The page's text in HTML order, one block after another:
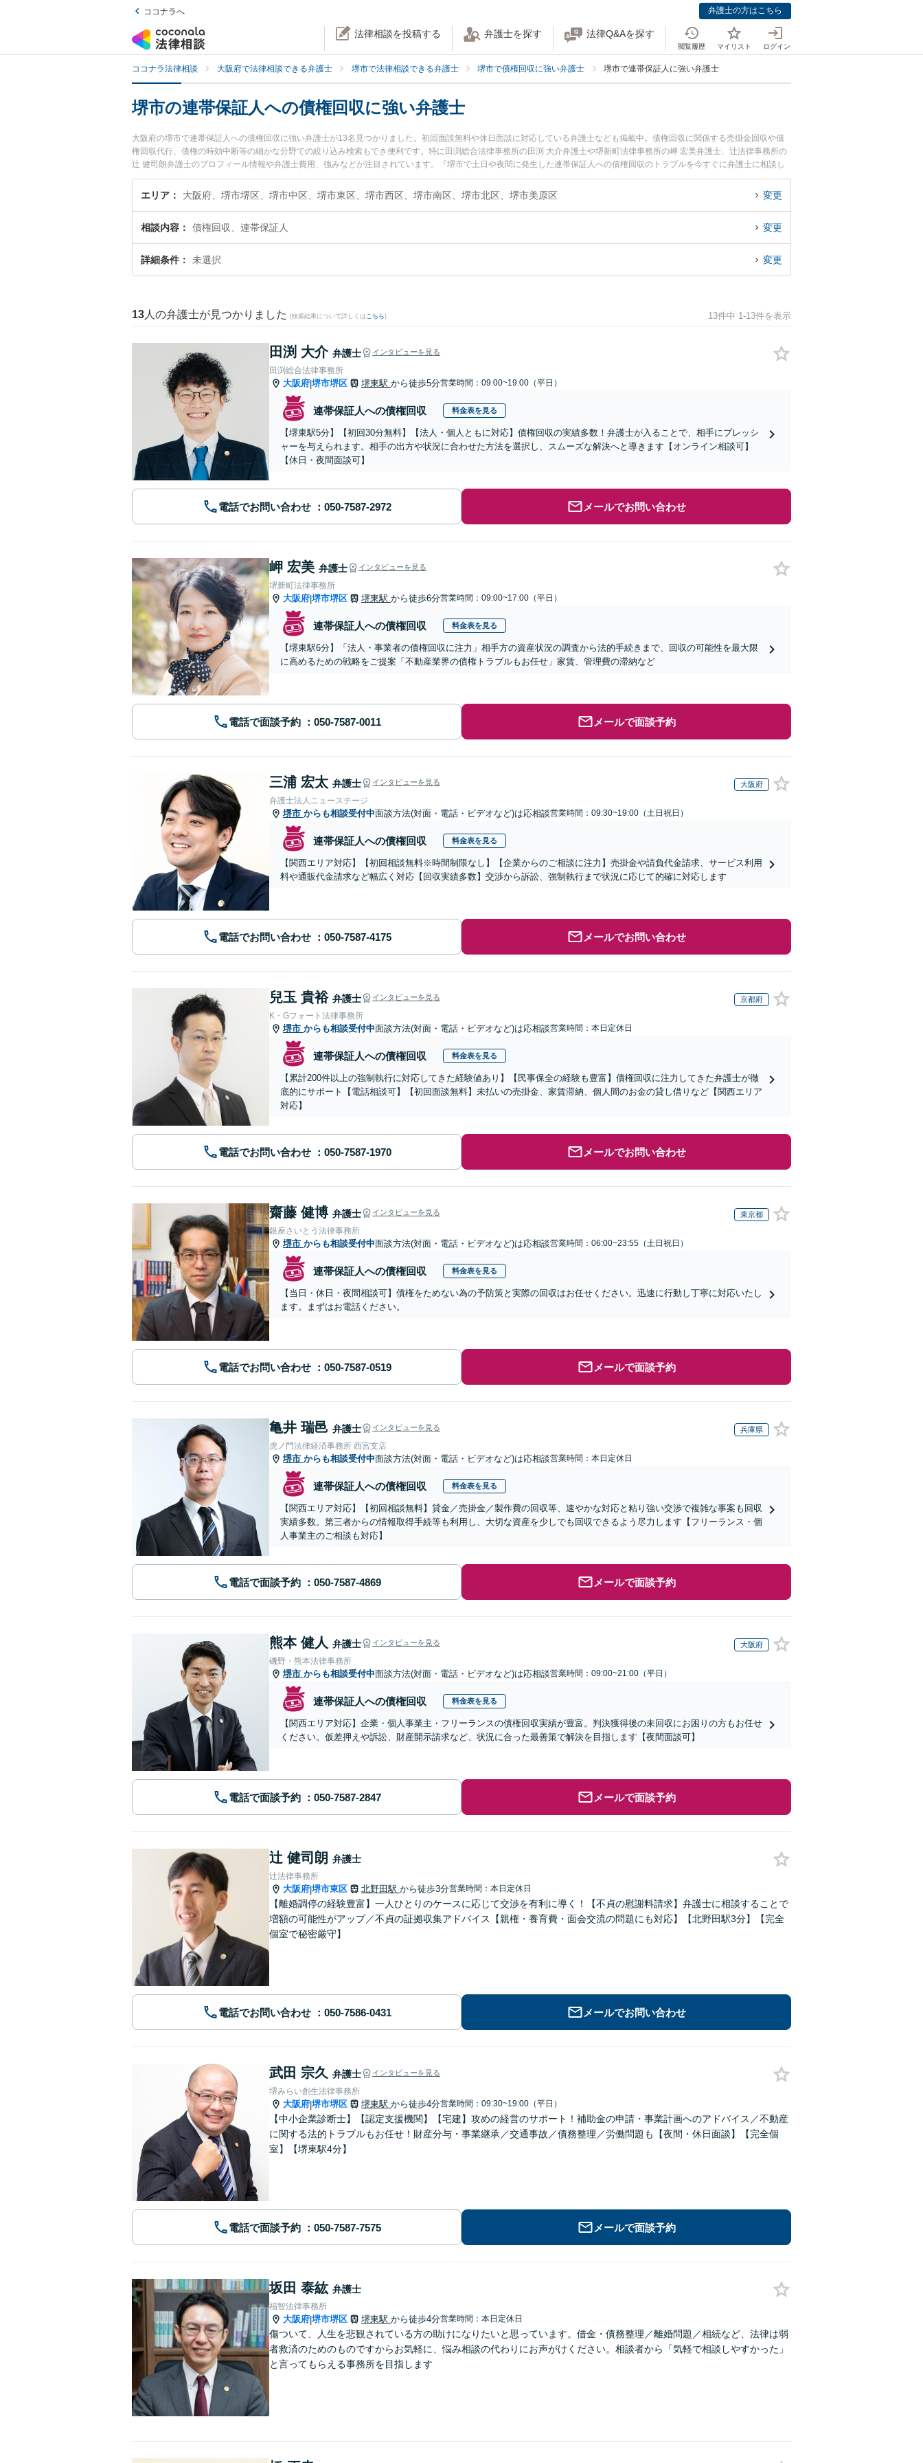
ココナラへ 弁護士の方はこちら
法律相談を投稿する 弁護士を探す 法律Q&Aを探す
閲覧履歴 マイリスト ログイン
ココナラ法律相談 大阪府で法律相談できる弁護士 堺市で法律相談できる弁護士 堺市で債権回収に強い弁護士 堺市で連帯保証人に強い弁護士
堺市の連帯保証人への債権回収に強い弁護士
大阪府の堺市で連帯保証人への債権回収に強い弁護士が13名見つかりました。初回面談無料や休日面談に対応している弁護士なども掲載中。債権回収に関係する売掛金回収や債
権回収代行、債権の時効中断等の細かな分野での絞り込み検索もでき便利です。特に田渕総合法律事務所の田渕 大介弁護士や堺新町法律事務所の岬 宏美弁護士、辻法律事務所の
辻 健司朗弁護士のプロフィール情報や弁護士費用、強みなどが注目されています。『堺市で土日や夜間に発生した連帯保証人への債権回収のトラブルを今すぐに弁護士に相談し
たい』『連帯保証人への債権回収のトラブル解決の実績豊富な近くの弁護士を検索したい』『初回相談無料で連帯保証人への債権回収を法律相談できる堺市内の弁護士に相談予約
したい』などでお困りの相談者さんにおすすめです。
エリア 大阪府、堺市堺区、堺市中区、堺市東区、堺市西区、堺市南区、堺市北区、堺市美原区 変更
相談内容 債権回収、連帯保証人 変更
詳細条件 未選択 変更
13 人の弁護士が見つかりました (検索結果について詳しくは こちら) 13件中 1-13件を表示
田渕 大介 弁護士 インタビューを見る
田渕総合法律事務所
大阪府|堺市堺区 堺東駅 から徒歩5分営業時間：09:00~19:00（平日）
連帯保証人への債権回収 料金表を見る
【堺東駅5分】【初回30分無料】【法人・個人ともに対応】債権回収の実績多数！弁護士が入ることで、相手にプレッシ
ャーを与えられます。相手の出方や状況に合わせた方法を選択し、スムーズな解決へと導きます【オンライン相談可】
【休日・夜間面談可】
電話でお問い合わせ メールでお問い合わせ
岬 宏美 弁護士 インタビューを見る
堺新町法律事務所
大阪府|堺市堺区 堺東駅 から徒歩6分営業時間：09:00~17:00（平日）
連帯保証人への債権回収 料金表を見る
【堺東駅6分】「法人・事業者の債権回収に注力」相手方の資産状況の調査から法的手続きまで、回収の可能性を最大限
に高めるための戦略をご提案「不動産業界の債権トラブルもお任せ」家賃、管理費の滞納など
電話で面談予約 メールで面談予約
三浦 宏太 弁護士 インタビューを見る 大阪府
弁護士法人ニューステージ
堺市 からも相談受付中面談方法(対面・電話・ビデオなど)は応相談営業時間：09:30~19:00（土日祝日）
連帯保証人への債権回収 料金表を見る
【関西エリア対応】【初回相談無料※時間制限なし】【企業からのご相談に注力】売掛金や請負代金請求、サービス利用
料や通販代金請求など幅広く対応【回収実績多数】交渉から訴訟、強制執行まで状況に応じて的確に対応します
電話でお問い合わせ メールでお問い合わせ
兒玉 貴裕 弁護士 インタビューを見る 京都府
K・Gフォート法律事務所
堺市 からも相談受付中面談方法(対面・電話・ビデオなど)は応相談営業時間：本日定休日
連帯保証人への債権回収 料金表を見る
【累計200件以上の強制執行に対応してきた経験値あり】【民事保全の経験も豊富】債権回収に注力してきた弁護士が徹
底的にサポート【電話相談可】【初回面談無料】未払いの売掛金、家賃滞納、個人間のお金の貸し借りなど【関西エリア
対応】
電話でお問い合わせ メールでお問い合わせ
齋藤 健博 弁護士 インタビューを見る 東京都
銀座さいとう法律事務所
堺市 からも相談受付中面談方法(対面・電話・ビデオなど)は応相談営業時間：06:00~23:55（土日祝日）
連帯保証人への債権回収 料金表を見る
【当日・休日・夜間相談可】債権をためない為の予防策と実際の回収はお任せください。迅速に行動し丁寧に対応いたし
ます。まずはお電話ください。
電話でお問い合わせ メールで面談予約
亀井 瑞邑 弁護士 インタビューを見る 兵庫県
虎ノ門法律経済事務所 西宮支店
堺市 からも相談受付中面談方法(対面・電話・ビデオなど)は応相談営業時間：本日定休日
連帯保証人への債権回収 料金表を見る
【関西エリア対応】【初回相談無料】貸金／売掛金／製作費の回収等、速やかな対応と粘り強い交渉で複雑な事案も回収
実績多数。第三者からの情報取得手続等も利用し、大切な資産を少しでも回収できるよう尽力します【フリーランス・個
人事業主のご相談も対応】
電話で面談予約 メールで面談予約
熊本 健人 弁護士 インタビューを見る 大阪府
磯野・熊本法律事務所
堺市 からも相談受付中面談方法(対面・電話・ビデオなど)は応相談営業時間：09:00~21:00（平日）
連帯保証人への債権回収 料金表を見る
【関西エリア対応】企業・個人事業主・フリーランスの債権回収実績が豊富。判決獲得後の未回収にお困りの方もお任せ
ください。仮差押えや訴訟、財産開示請求など、状況に合った最善策で解決を目指します【夜間面談可】
電話で面談予約 メールで面談予約
辻 健司朗 弁護士
辻法律事務所
大阪府|堺市東区 北野田駅 から徒歩3分営業時間：本日定休日
【離婚調停の経験豊富】一人ひとりのケースに応じて交渉を有利に導く！【不貞の慰謝料請求】弁護士に相談することで
増額の可能性がアップ／不貞の証拠収集アドバイス【親権・養育費・面会交流の問題にも対応】【北野田駅3分】【完全
個室で秘密厳守】
電話でお問い合わせ メールでお問い合わせ
武田 宗久 弁護士 インタビューを見る
堺みらい創生法律事務所
大阪府|堺市堺区 堺東駅 から徒歩4分営業時間：09:30~19:00（平日）
【中小企業診断士】【認定支援機関】【宅建】攻めの経営のサポート！補助金の申請・事業計画へのアドバイス／不動産
に関する法的トラブルもお任せ！財産分与・事業継承／交通事故／債務整理／労働問題も【夜間・休日面談】【完全個
室】【堺東駅4分】
電話で面談予約 メールで面談予約
坂田 泰紘 弁護士
福智法律事務所
大阪府|堺市堺区 堺東駅 から徒歩4分営業時間：本日定休日
傷ついて、人生を悲観されている方の助けになりたいと思っています。借金・債務整理／離婚問題／相続など、法律は弱
者救済のためのものですからお気軽に、悩み相談の代わりにお声がけください。相談者から「気軽で相談しやすかった」
と言ってもらえる事務所を目指します